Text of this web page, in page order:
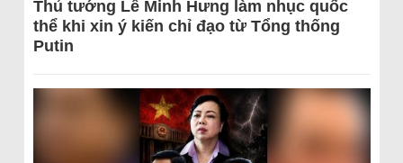
Thủ tướng Lê Minh Hưng làm nhục quốc
thể khi xin ý kiến chỉ đạo từ Tổng thống
Putin